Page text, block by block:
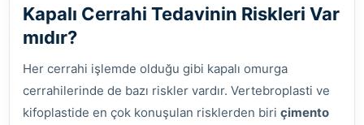
Kapalı Cerrahi Tedavinin Riskleri Var
mıdır?
Her cerrahi işlemde olduğu gibi kapalı omurga
cerrahilerinde de bazı riskler vardır. Vertebroplasti ve
kifoplastide en çok konuşulan risklerden biri çimento